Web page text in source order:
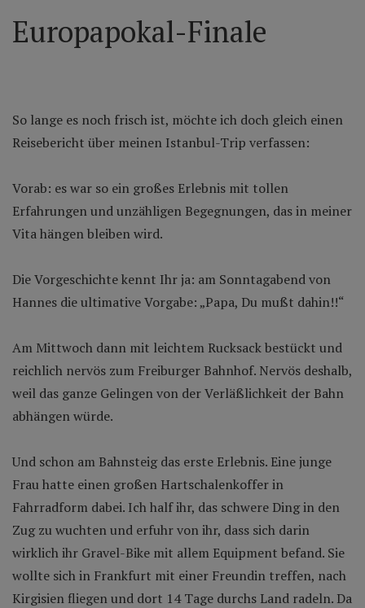
Europapokal-Finale
So lange es noch frisch ist, möchte ich doch gleich einen
Reisebericht über meinen Istanbul-Trip verfassen:
Vorab: es war so ein großes Erlebnis mit tollen
Erfahrungen und unzähligen Begegnungen, das in meiner
Vita hängen bleiben wird.
Die Vorgeschichte kennt Ihr ja: am Sonntagabend von
Hannes die ultimative Vorgabe: „Papa, Du mußt dahin!!“
Am Mittwoch dann mit leichtem Rucksack bestückt und
reichlich nervös zum Freiburger Bahnhof. Nervös deshalb,
weil das ganze Gelingen von der Verläßlichkeit der Bahn
abhängen würde.
Und schon am Bahnsteig das erste Erlebnis. Eine junge
Frau hatte einen großen Hartschalenkoffer in
Fahrradform dabei. Ich half ihr, das schwere Ding in den
Zug zu wuchten und erfuhr von ihr, dass sich darin
wirklich ihr Gravel-Bike mit allem Equipment befand. Sie
wollte sich in Frankfurt mit einer Freundin treffen, nach
Kirgisien fliegen und dort 14 Tage durchs Land radeln. Da